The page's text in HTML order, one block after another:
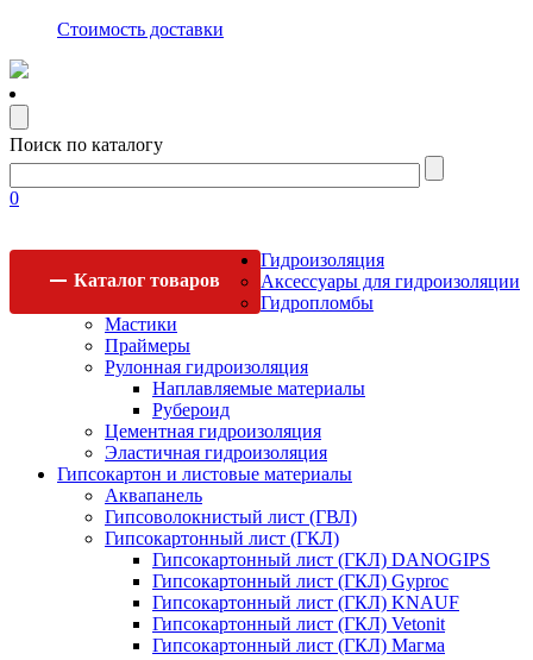
Стоимость доставки
Поиск по каталогу
0
Каталог товаров
Гидроизоляция
Аксессуары для гидроизоляции
Гидропломбы
Мастики
Праймеры
Рулонная гидроизоляция
Наплавляемые материалы
Рубероид
Цементная гидроизоляция
Эластичная гидроизоляция
Гипсокартон и листовые материалы
Аквапанель
Гипсоволокнистый лист (ГВЛ)
Гипсокартонный лист (ГКЛ)
Гипсокартонный лист (ГКЛ) DANOGIPS
Гипсокартонный лист (ГКЛ) Gyproc
Гипсокартонный лист (ГКЛ) KNAUF
Гипсокартонный лист (ГКЛ) Vetonit
Гипсокартонный лист (ГКЛ) Магма